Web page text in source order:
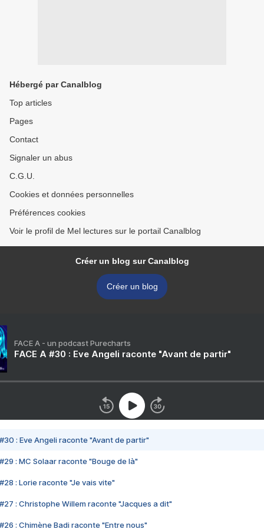
Hébergé par Canalblog
Top articles
Pages
Contact
Signaler un abus
C.G.U.
Cookies et données personnelles
Préférences cookies
Voir le profil de Mel lectures sur le portail Canalblog
Créer un blog sur Canalblog
Créer un blog
FACE A - un podcast Purecharts
FACE A #30 : Eve Angeli raconte "Avant de partir"
#30 : Eve Angeli raconte "Avant de partir"
#29 : MC Solaar raconte "Bouge de là"
#28 : Lorie raconte "Je vais vite"
#27 : Christophe Willem raconte "Jacques a dit"
#26 : Chimène Badi raconte "Entre nous"